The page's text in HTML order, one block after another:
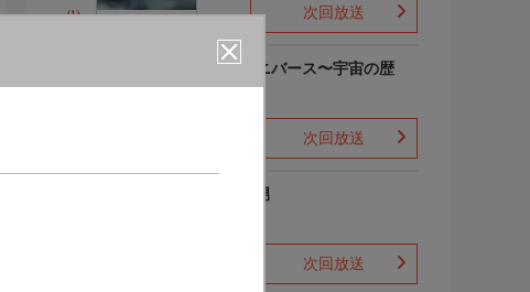
(1) 次回放送
ザ・ユニバース〜宇宙の歴
次回放送
ザ・森男
次回放送